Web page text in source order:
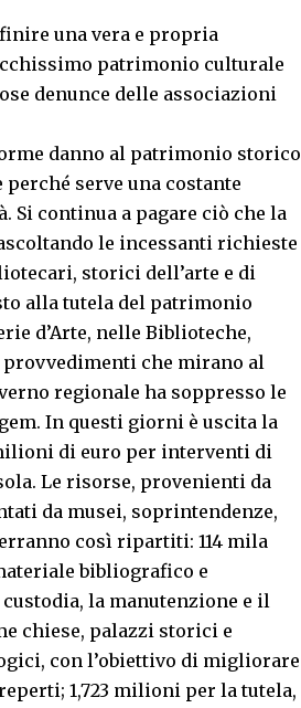
una vera e propria
patrimonio culturale
denunce delle associazioni
danno al patrimonio storico
serve una costante
continua a pagare ciò che la
le incessanti richieste
storici dell’arte e di
alla tutela del patrimonio
d’Arte, nelle Biblioteche,
che mirano al
regionale ha soppresso le
In questi giorni è uscita la
di euro per interventi di
Le risorse, provenienti da
da musei, soprintendenze,
così ripartiti: 114 mila
bibliografico e
la manutenzione e il
chiese, palazzi storici e
con l’obiettivo di migliorare
1,723 milioni per la tutela,